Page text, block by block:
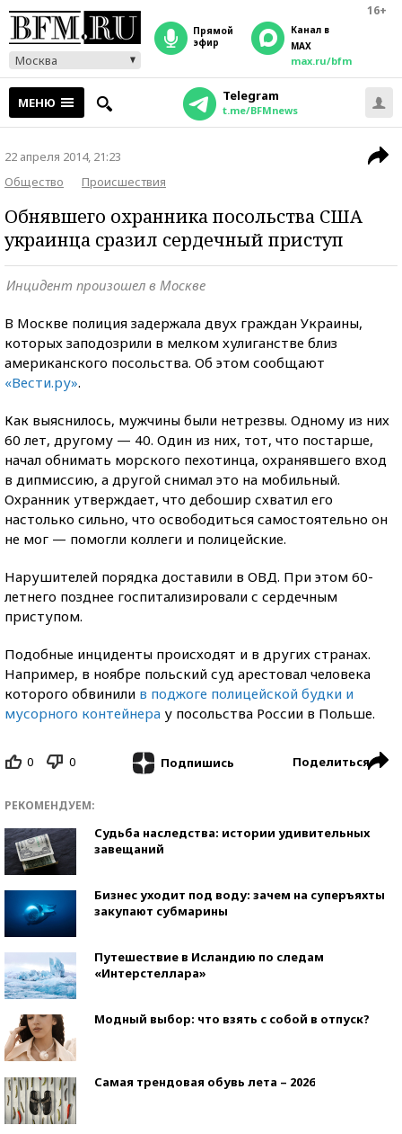
16+
Москва
прямой
эфир
Канал в
MAX
max.ru/bfm
МЕНЮ Telegram
t.me/BFMnews
22 апреля 2014, 21:23
Общество
Происшествия
Обнявшего охранника посольства США
украинца сразил сердечный приступ
Инцидент произошел в Москве
В Москве полиция задержала двух граждан Украины,
которых заподозрили в мелком хулиганстве близ
американского посольства. Об этом сообщают
«Вести.ру».
Как выяснилось, мужчины были нетрезвы. Одному из них
60 лет, другому — 40. Один из них, тот, что постарше,
начал обнимать морского пехотинца, охранявшего вход
в дипмиссию, а другой снимал это на мобильный.
Охранник утверждает, что дебошир схватил его
настолько сильно, что освободиться самостоятельно он
не мог — помогли коллеги и полицейские.
Нарушителей порядка доставили в ОВД. При этом 60-
летнего позднее госпитализировали с сердечным
приступом.
Подобные инциденты происходят и в других странах.
Например, в ноябре польский суд арестовал человека
которого обвинили в поджоге полицейской будки и
мусорного контейнера у посольства России в Польше.
0 0 Подпишись Поделиться
РЕКОМЕНДУЕМ:
Судьба наследства: истории удивительных
завещаний
Бизнес уходит под воду: зачем на суперъяхты
закупают субмарины
Путешествие в Исландию по следам
«Интерстеллара»
Модный выбор: что взять с собой в отпуск?
Самая трендовая обувь лета – 2026